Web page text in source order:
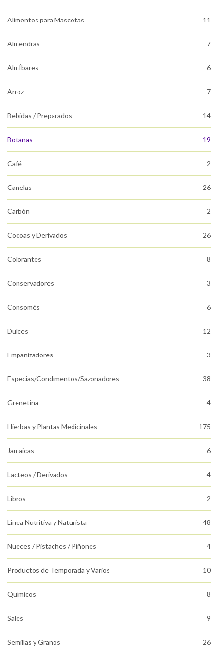
Alimentos para Mascotas 11
Almendras 7
AlmÍbares 6
Arroz 7
Bebidas / Preparados 14
Botanas 19
Café 2
Canelas 26
Carbón 2
Cocoas y Derivados 26
Colorantes 8
Conservadores 3
Consomés 6
Dulces 12
Empanizadores 3
Especias/Condimentos/Sazonadores 38
Grenetina 4
Hierbas y Plantas Medicinales 175
Jamaicas 6
Lacteos / Derivados 4
Libros 2
Linea Nutritiva y Naturista 48
Nueces / Pistaches / Piñones 4
Productos de Temporada y Varios 10
Químicos 8
Sales 9
Semillas y Granos 26